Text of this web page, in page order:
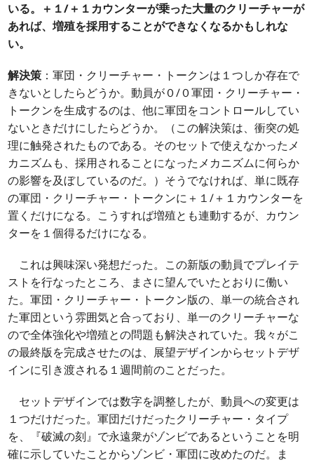
いる。＋１/＋１カウンターが乗った大量のクリーチャーが
あれば、増殖を採用することができなくなるかもしれな
い。
解決策 ：軍団・クリーチャー・トークンは１つしか存在で
きないとしたらどうか。動員が０/０軍団・クリーチャー・
トークンを生成するのは、他に軍団をコントロールしてい
ないときだけにしたらどうか。（この解決策は、衝突の処
理に触発されたものである。そのセットで使えなかったメ
カニズムも、採用されることになったメカニズムに何らか
の影響を及ぼしているのだ。）そうでなければ、単に既存
の軍団・クリーチャー・トークンに＋１/＋１カウンターを
置くだけになる。こうすれば増殖とも連動するが、カウン
ターを１個得るだけになる。
これは興味深い発想だった。この新版の動員でプレイテ
ストを行なったところ、まさに望んでいたとおりに働い
た。軍団・クリーチャー・トークン版の、単一の統合され
た軍団という雰囲気と合っており、単一のクリーチャーな
ので全体強化や増殖との問題も解決されていた。我々がこ
の最終版を完成させたのは、展望デザインからセットデザ
インに引き渡される１週間前のことだった。
セットデザインでは数字を調整したが、動員への変更は
１つだけだった。軍団だけだったクリーチャー・タイプ
を、『破滅の刻』で永遠衆がゾンビであるということを明
確に示していたことからゾンビ・軍団に改めたのだ。ま